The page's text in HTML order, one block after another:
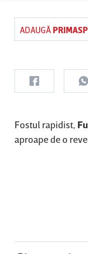
ADAUGĂ
Fostul rapidist,
aproape de o